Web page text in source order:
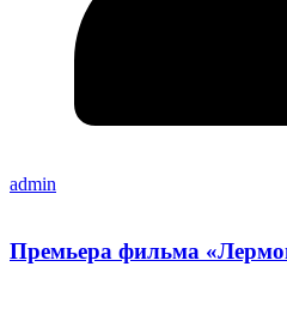
admin
Премьера фильма